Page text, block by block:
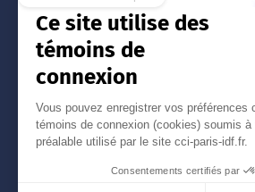
11 rue Léon Jouhaux
75010Paris
01 55 65 44 44
(prix d'un appel local)
Nos implantations à Paris
et en Île-de-France